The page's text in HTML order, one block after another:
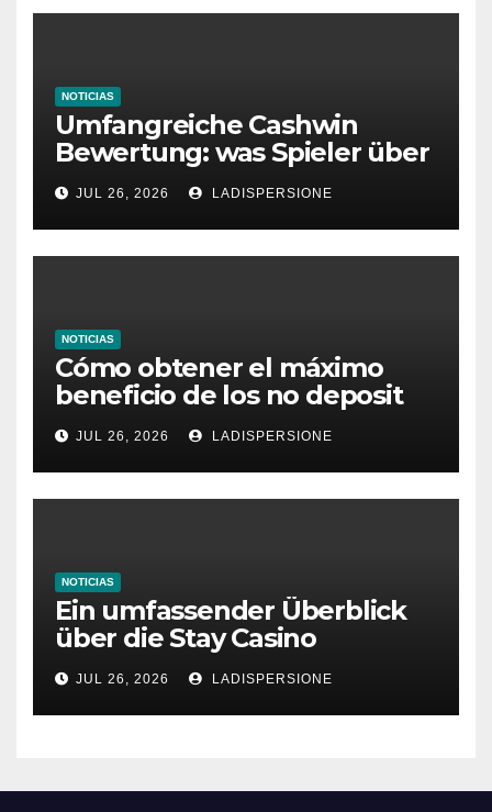
NOTICIAS
Umfangreiche Cashwin
Bewertung: was Spieler über
dieses Casino denken
JUL 26, 2026 LADISPERSIONE
NOTICIAS
Cómo obtener el máximo
beneficio de los no deposit
bonus codes de roby casino
JUL 26, 2026 LADISPERSIONE
NOTICIAS
Ein umfassender Überblick
über die Stay Casino
Bonusbedingungen
JUL 26, 2026 LADISPERSIONE